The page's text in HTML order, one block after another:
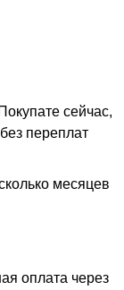
сейчас,
переплат
месяцев
оплата через